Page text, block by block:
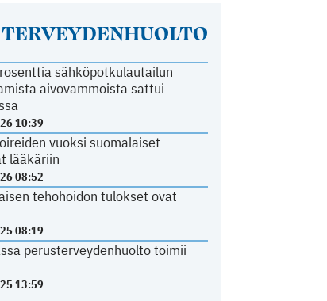
TERVEYDENHUOLTO
sähköpotkulautailun
aivovammoista sattui
10:39
vuoksi suomalaiset
lääkäriin
08:52
tehohoidon tulokset ovat
08:19
perusterveydenhuolto toimii
13:59